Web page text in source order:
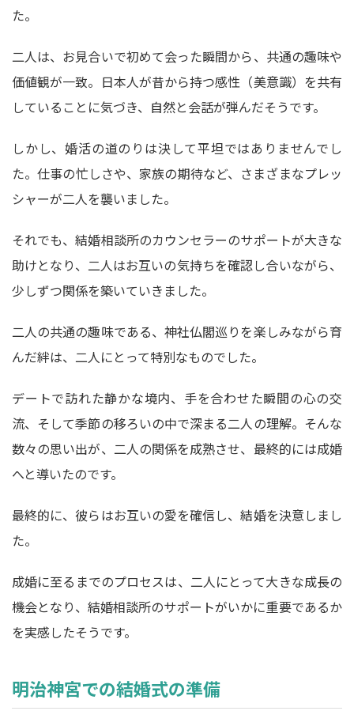
た。
二人は、お見合いで初めて会った瞬間から、共通の趣味や
価値観が一致。日本人が昔から持つ感性（美意識）を共有
していることに気づき、自然と会話が弾んだそうです。
しかし、婚活の道のりは決して平坦ではありませんでし
た。仕事の忙しさや、家族の期待など、さまざまなプレッ
シャーが二人を襲いました。
それでも、結婚相談所のカウンセラーのサポートが大きな
助けとなり、二人はお互いの気持ちを確認し合いながら、
少しずつ関係を築いていきました。
二人の共通の趣味である、神社仏閣巡りを楽しみながら育
んだ絆は、二人にとって特別なものでした。
デートで訪れた静かな境内、手を合わせた瞬間の心の交
流、そして季節の移ろいの中で深まる二人の理解。そんな
数々の思い出が、二人の関係を成熟させ、最終的には成婚
へと導いたのです。
最終的に、彼らはお互いの愛を確信し、結婚を決意しまし
た。
成婚に至るまでのプロセスは、二人にとって大きな成長の
機会となり、結婚相談所のサポートがいかに重要であるか
を実感したそうです。
明治神宮での結婚式の準備